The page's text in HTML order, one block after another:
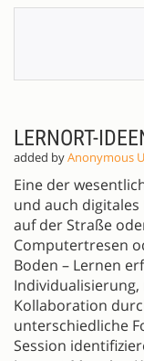
LERNORT-
added byAnonymous
Eine der
und auch
auf der Straße
Computertresen
Boden – Lernen
Kollaboration
unterschiedliche
Session